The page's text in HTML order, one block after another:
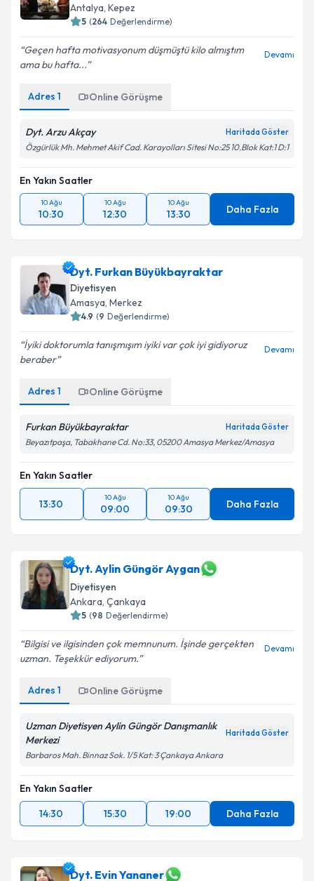
5 (264 Değerlendirme)
Geçen hafta motivasyonum düşmüştü kilo almıştım
ama bu hafta...
Devamı
Özgürlük Mh. Mehmet Akif Cad. Karayolları Sitesi No:25 10.Blok Kat:1 D:1
En Yakın Saatler
10:30 12:30 13:30 Daha Fazla
Diyetisyen
Amasya,Merkez
4.9 (9 Değerlendirme)
İyiki doktorumla tanışmışım iyiki var çok iyi gidiyoruz
beraber
Devamı
Beyazıtpaşa, Tabakhane Cd. No:33, 05200 Amasya Merkez/Amasya
En Yakın Saatler
13:30 09:00 09:30 Daha Fazla
Dyt. Aylin Güngör Aygan
Diyetisyen
Ankara,Çankaya
5 (98 Değerlendirme)
Bilgisi ve ilgisinden çok memnunum. İşinde gerçekten
uzman. Teşekkür ediyorum.
Devamı
Merkezi
Barbaros Mah. Binnaz Sok. 1/5 Kat: 3 Çankaya Ankara
En Yakın Saatler
14:30
15:30 19:00 Daha Fazla
Dyt. Evin Yananer
Diyetisyen